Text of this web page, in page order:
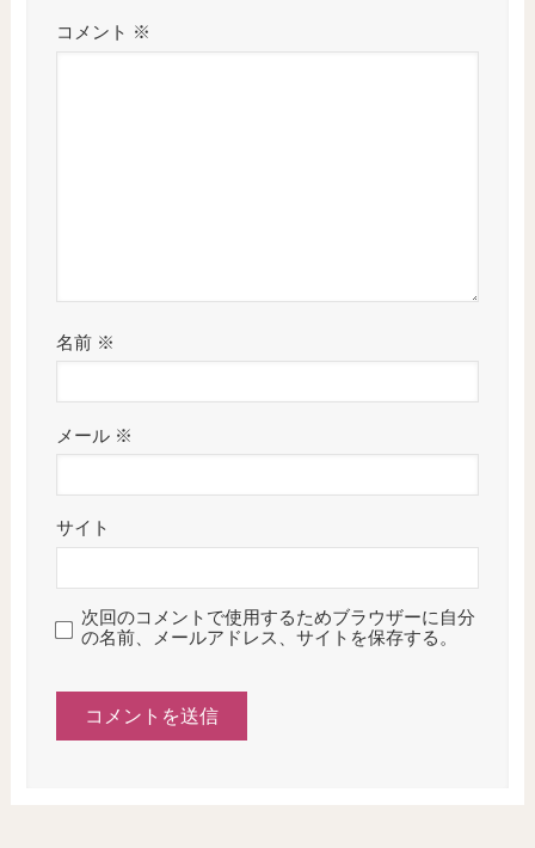
コメント ※
名前 ※
メール ※
サイト
次回のコメントで使用するためブラウザーに自分
の名前、メールアドレス、サイトを保存する。